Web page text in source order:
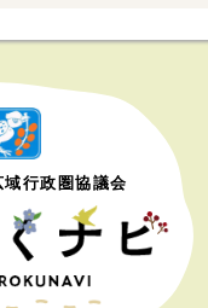
行政圏協議会